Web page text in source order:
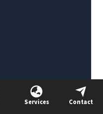
Services Contact